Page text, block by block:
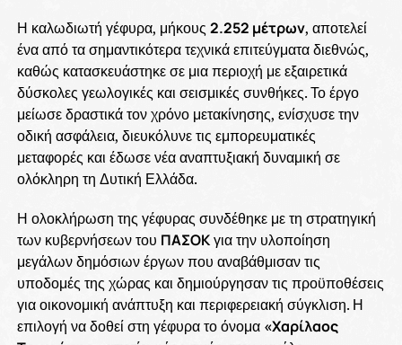
Η καλωδιωτή γέφυρα, μήκους 2.252 μέτρων, αποτελεί
ένα από τα σημαντικότερα τεχνικά επιτεύγματα διεθνώς,
καθώς κατασκευάστηκε σε μια περιοχή με εξαιρετικά
δύσκολες γεωλογικές και σεισμικές συνθήκες. Το έργο
μείωσε δραστικά τον χρόνο μετακίνησης, ενίσχυσε την
οδική ασφάλεια, διευκόλυνε τις εμπορευματικές
μεταφορές και έδωσε νέα αναπτυξιακή δυναμική σε
ολόκληρη τη Δυτική Ελλάδα.
Η ολοκλήρωση της γέφυρας συνδέθηκε με τη στρατηγική
των κυβερνήσεων του ΠΑΣΟΚγια την υλοποίηση
μεγάλων δημόσιων έργων που αναβάθμισαν τις
υποδομές της χώρας και δημιούργησαν τις προϋποθέσεις
για οικονομική ανάπτυξη και περιφερειακή σύγκλιση. Η
επιλογή να δοθεί στη γέφυρα το όνομα «Χαρίλαος